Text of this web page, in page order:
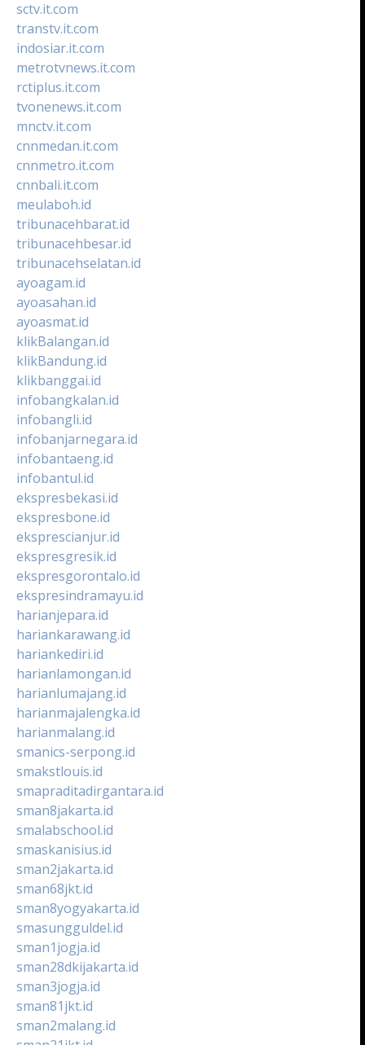
sctv.it.com
transtv.it.com
indosiar.it.com
metrotvnews.it.com
rctiplus.it.com
tvonenews.it.com
mnctv.it.com
cnnmedan.it.com
cnnmetro.it.com
cnnbali.it.com
meulaboh.id
tribunacehbarat.id
tribunacehbesar.id
tribunacehselatan.id
ayoagam.id
ayoasahan.id
ayoasmat.id
klikBalangan.id
klikBandung.id
klikbanggai.id
infobangkalan.id
infobangli.id
infobanjarnegara.id
infobantaeng.id
infobantul.id
ekspresbekasi.id
ekspresbone.id
eksprescianjur.id
ekspresgresik.id
ekspresgorontalo.id
ekspresindramayu.id
harianjepara.id
hariankarawang.id
hariankediri.id
harianlamongan.id
harianlumajang.id
harianmajalengka.id
harianmalang.id
smanics-serpong.id
smakstlouis.id
smapraditadirgantara.id
sman8jakarta.id
smalabschool.id
smaskanisius.id
sman2jakarta.id
sman68jkt.id
sman8yogyakarta.id
smasungguldel.id
sman1jogja.id
sman28dkijakarta.id
sman3jogja.id
sman81jkt.id
sman2malang.id